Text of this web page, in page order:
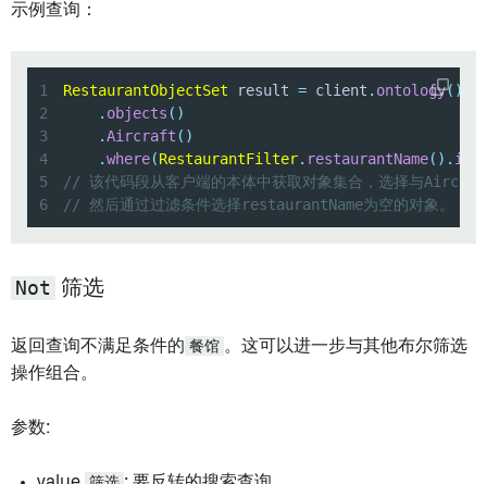
示例查询：
1 RestaurantObjectSet result = client . ontology( )
2
. objects ( )
3
.Aircraft ( )
4
.where(RestaurantFilter. restaurantName( ) .
5
// 该代码段从客户端的本体中获取对象集合，选择与
6
// 然后通过过滤条件选择restaurantName为空的对象。
Not 筛选
返回查询不满足条件的 餐馆 。这可以进一步与其他布尔筛选
操作组合。
参数: